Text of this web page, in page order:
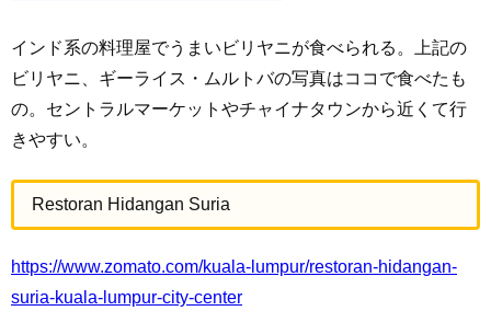
インド系の料理屋でうまいビリヤニが食べられる。上記の
ビリヤニ、ギーライス・ムルトバの写真はココで食べたも
の。セントラルマーケットやチャイナタウンから近くて行
きやすい。
Restoran Hidangan Suria
https://www.zomato.com/kuala-lumpur/restoran-hidangan-
suria-kuala-lumpur-city-center